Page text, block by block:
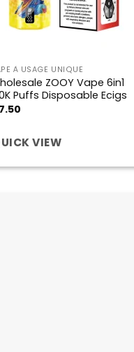
À USAGE UNIQUE
ZOOY Vape 6in1
Puffs Disposable Ecigs
7.50
VIEW